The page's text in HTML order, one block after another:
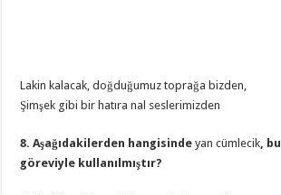
Lakin kalacak, doğduğumuz toprağa bizden,
Şimşek gibi bir hatıra nal seslerimizden
8. Aşağıdakilerden hangisindeyan cümlecik,
göreviyle kullanılmıştır?